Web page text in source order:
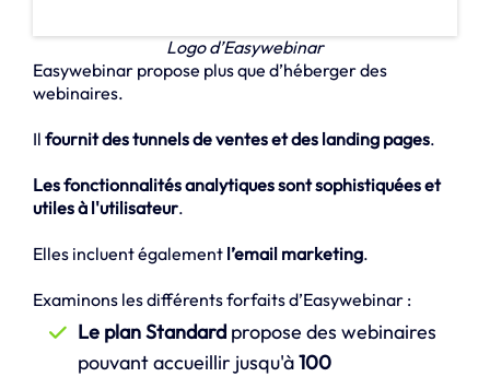
Logo d’Easywebinar
Easywebinar propose plus que d’héberger des
webinaires.
Il fournit des tunnels de ventes et des landing pages.
Les fonctionnalités analytiques sont sophistiquées et
utiles à l'utilisateur.
Elles incluent également l’email marketing.
Examinons les différents forfaits d’Easywebinar :
Le plan Standard propose des webinaires
pouvant accueillir jusqu'à100